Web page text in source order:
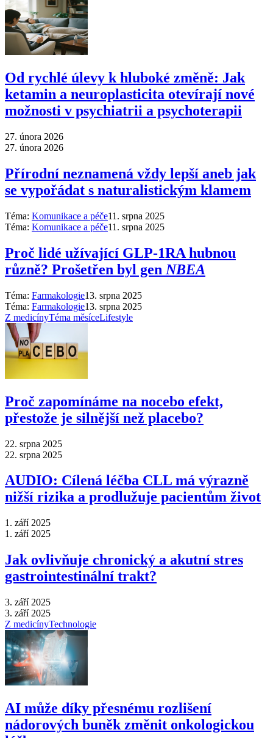
Od rychlé úlevy k hluboké změně: Jak
ketamin a neuroplasticita otevírají nové
možnosti v psychiatrii a psychoterapii
27. února 2026
27. února 2026
Přírodní neznamená vždy lepší aneb jak
se vypořádat s naturalistickým klamem
Téma: Komunikace a péče11. srpna 2025
Téma: Komunikace a péče11. srpna 2025
Proč lidé užívající GLP-1RA hubnou
různě? Prošetřen byl gen NBEA
Téma: Farmakologie13. srpna 2025
Téma: Farmakologie13. srpna 2025
Z medicínyTéma měsíceLifestyle
Proč zapomínáme na nocebo efekt,
přestože je silnější než placebo?
22. srpna 2025
22. srpna 2025
AUDIO: Cílená léčba CLL má výrazně
nižší rizika a prodlužuje pacientům život
1. září 2025
1. září 2025
Jak ovlivňuje chronický a akutní stres
gastrointestinální trakt?
3. září 2025
3. září 2025
Z medicínyTechnologie
AI může díky přesnému rozlišení
nádorových buněk změnit onkologickou